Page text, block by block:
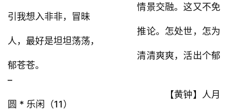
情景交融。这又不免
引我想入非非，冒昧
推论。怎处世，怎为
人，最好是坦坦荡荡，
清清爽爽，活出个郁
郁苍苍。
–
【黄钟】人月
圆 * 乐闲（11）